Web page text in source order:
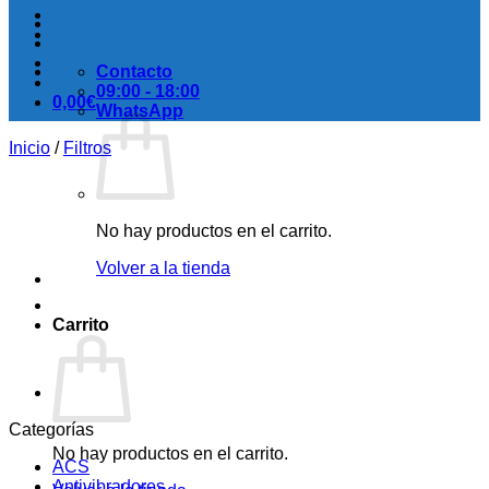
0,00€
No hay productos en el carrito.
Volver a la tienda
Carrito
No hay productos en el carrito.
Contacto
09:00 - 18:00
WhatsApp
Inicio / Filtros
Categorías
ACS